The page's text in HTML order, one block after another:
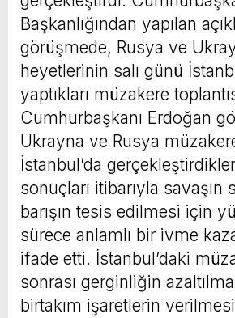
Başkanlığından yapılan
görüşmede, Rusya ve
heyetlerinin salı günü
yaptıkları müzakere
Cumhurbaşkanı Erdoğan
Ukrayna ve Rusya
İstanbul’da
sonuçları itibarıyla savaşın
barışın tesis edilmesi için
sürece anlamlı bir ivme
ifade etti. İstanbul’daki
sonrası gerginliğin
birtakım işaretlerin